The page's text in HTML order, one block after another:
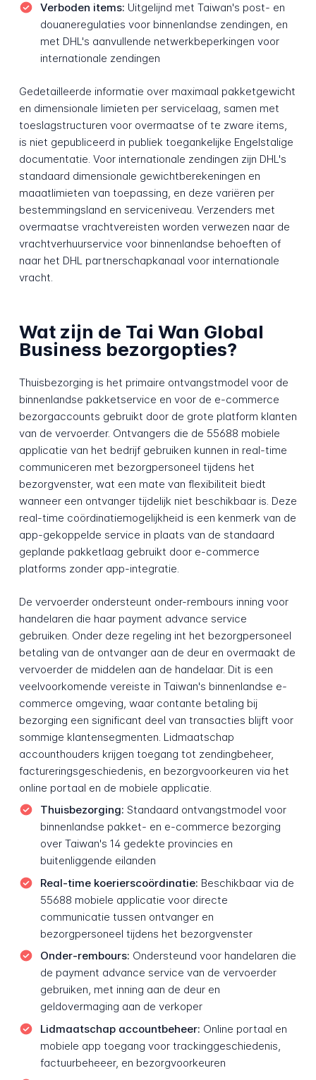
Verboden items: Uitgelijnd met Taiwan's post- en
douaneregulaties voor binnenlandse zendingen, en
met DHL's aanvullende netwerkbeperkingen voor
internationale zendingen
Gedetailleerde informatie over maximaal pakketgewicht
en dimensionale limieten per servicelaag, samen met
toeslagstructuren voor overmaatse of te zware items,
is niet gepubliceerd in publiek toegankelijke Engelstalige
documentatie. Voor internationale zendingen zijn DHL's
standaard dimensionale gewichtberekeningen en
maaatlimieten van toepassing, en deze variëren per
bestemmingsland en serviceniveau. Verzenders met
overmaatse vrachtvereisten worden verwezen naar de
vrachtverhuurservice voor binnenlandse behoeften of
naar het DHL partnerschapkanaal voor internationale
vracht.
Wat zijn de Tai Wan Global
Business bezorgopties?
Thuisbezorging is het primaire ontvangstmodel voor de
binnenlandse pakketservice en voor de e-commerce
bezorgaccounts gebruikt door de grote platform klanten
van de vervoerder. Ontvangers die de 55688 mobiele
applicatie van het bedrijf gebruiken kunnen in real-time
communiceren met bezorgpersoneel tijdens het
bezorgvenster, wat een mate van flexibiliteit biedt
wanneer een ontvanger tijdelijk niet beschikbaar is. Deze
real-time coördinatiemogelijkheid is een kenmerk van de
app-gekoppelde service in plaats van de standaard
geplande pakketlaag gebruikt door e-commerce
platforms zonder app-integratie.
De vervoerder ondersteunt onder-rembours inning voor
handelaren die haar payment advance service
gebruiken. Onder deze regeling int het bezorgpersoneel
betaling van de ontvanger aan de deur en overmaakt de
vervoerder de middelen aan de handelaar. Dit is een
veelvoorkomende vereiste in Taiwan's binnenlandse e-
commerce omgeving, waar contante betaling bij
bezorging een significant deel van transacties blijft voor
sommige klantensegmenten. Lidmaatschap
accounthouders krijgen toegang tot zendingbeheer,
factureringsgeschiedenis, en bezorgvoorkeuren via het
online portaal en de mobiele applicatie.
Thuisbezorging: Standaard ontvangstmodel voor
binnenlandse pakket- en e-commerce bezorging
over Taiwan's 14 gedekte provincies en
buitenliggende eilanden
Real-time koerierscoördinatie: Beschikbaar via de
55688 mobiele applicatie voor directe
communicatie tussen ontvanger en
bezorgpersoneel tijdens het bezorgvenster
Onder-rembours: Ondersteund voor handelaren die
de payment advance service van de vervoerder
gebruiken, met inning aan de deur en
geldovermaging aan de verkoper
Lidmaatschap accountbeheer: Online portaal en
mobiele app toegang voor trackinggeschiedenis,
factuurbeheeer, en bezorgvoorkeuren